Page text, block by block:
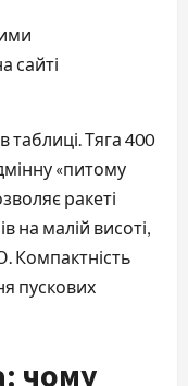
сайті
Тяга 400
«питому
ракеті
на малій висоті,
Компактність
пускових
чому